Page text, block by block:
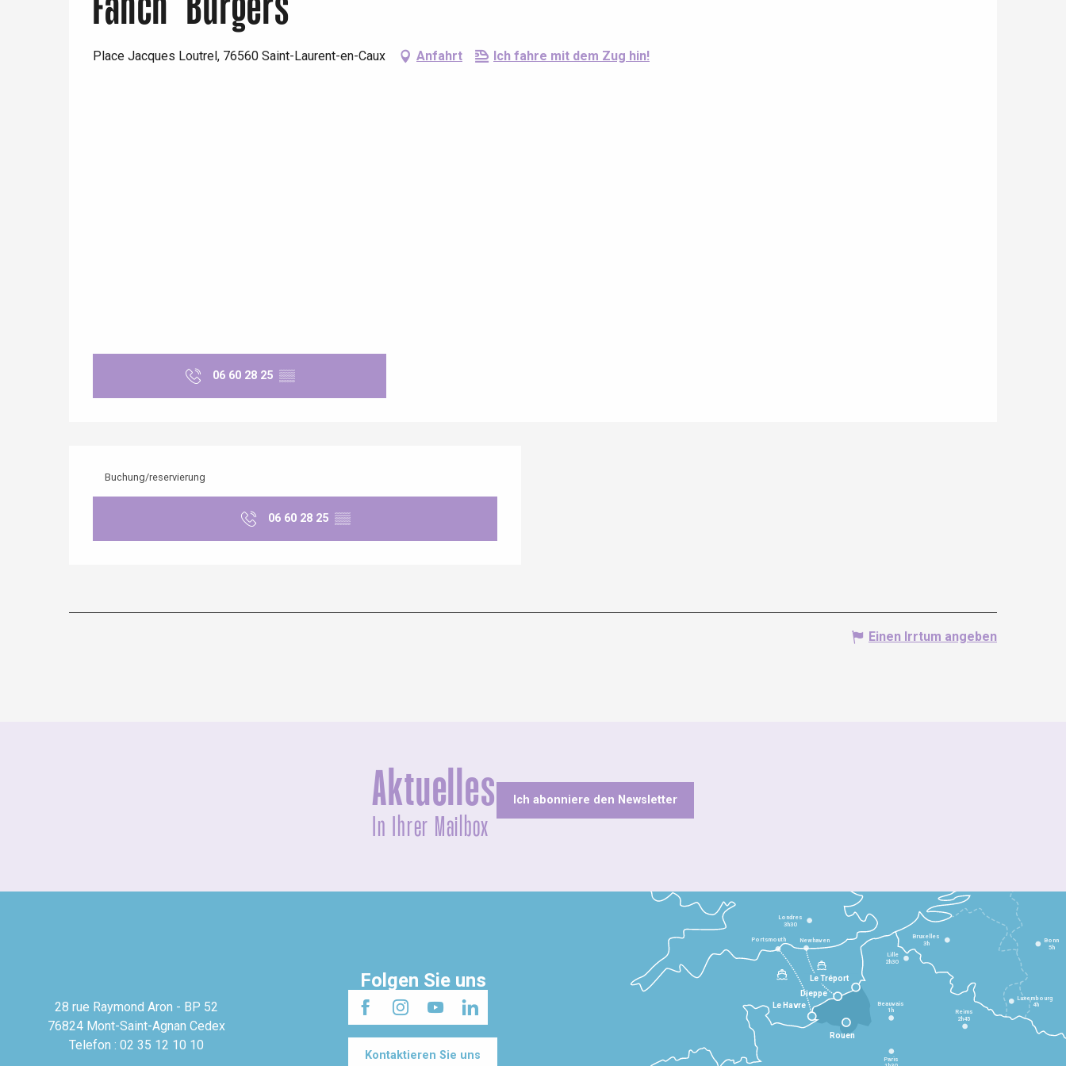
Paris 1h30
Fanch' Burgers
Place Jacques Loutrel, 76560 Saint-Laurent-en-Caux Anfahrt Ich fahre mit dem Zug hin!
06 60 28 25 ▒▒
Buchung/reservierung
06 60 28 25 ▒▒
Einen Irrtum angeben
Aktuelles
In Ihrer Mailbox
Ich abonniere den Newsletter
28 rue Raymond Aron - BP 52
76824 Mont-Saint-Agnan Cedex
Telefon : 02 35 12 10 10
Folgen Sie uns
Kontaktieren Sie uns
Le Havre
Dieppe
Le Tréport
Paris
Beauvais
1h Reims
2h45
Lille
2h30
Bruxelles
3h
Londres
3h30
Newhaven
Portsmouth Bonn
5h
Luxembourg
4h
Rouen